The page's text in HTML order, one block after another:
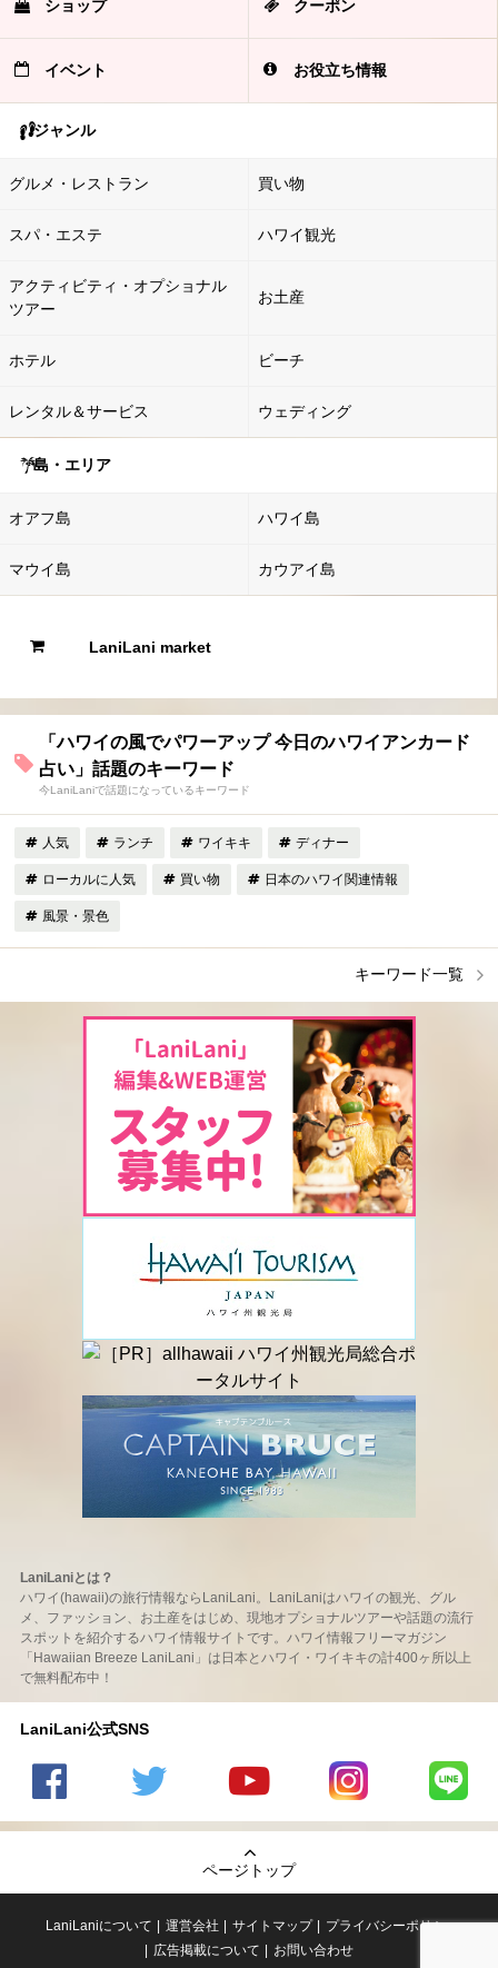
ショップ クーポン
イベント お役立ち情報
ジャンル
グルメ・レストラン 買い物
スパ・エステ ハワイ観光
アクティビティ・オプショナル
ツアー
お土産
ホテル ビーチ
レンタル＆サービス ウェディング
島・エリア
オアフ島 ハワイ島
マウイ島 カウアイ島
LaniLani market
「ハワイの風でパワーアップ 今日のハワイアンカード
占い」話題のキーワード
今LaniLaniで話題になっているキーワード
人気 ランチ ワイキキ ディナー
ローカルに人気 買い物 日本のハワイ関連情報
風景・景色
キーワード一覧
LaniLaniとは？
ハワイ(hawaii)の旅行情報ならLaniLani。LaniLaniはハワイの観光、グル
メ、ファッション、お土産をはじめ、現地オプショナルツアーや話題の流行
スポットを紹介するハワイ情報サイトです。ハワイ情報フリーマガジン
「Hawaiian Breeze LaniLani」は日本とハワイ・ワイキキの計400ヶ所以上
で無料配布中！
LaniLani公式SNS
の
のtwitter
の
Youtube
チャンネ
LaniLani
LaniLani
ページトップ
LaniLaniについて 運営会社 サイトマップ
プライバシーポリシー
広告掲載について
お問い合わせ